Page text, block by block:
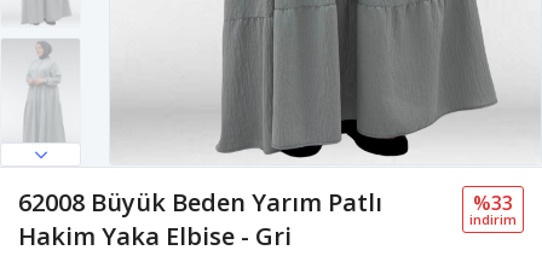
62008 Büyük Beden Yarım Patlı
Hakim Yaka Elbise - Gri
%33
i̇ndi̇ri̇m